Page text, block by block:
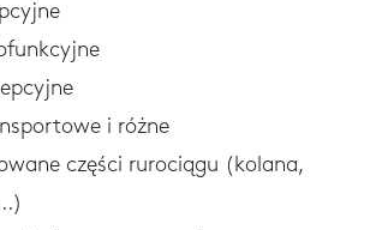
i różne
części rurociągu (kolana,